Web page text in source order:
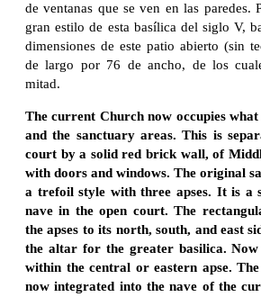
de ventanas que se ven en las paredes.
gran estilo de esta basílica del siglo V,
dimensiones de este patio abierto (sin
de largo por 76 de ancho, de los
mitad.
The current Church now occupies
and the sanctuary areas. This is
court by a solid red brick wall, of
with doors and windows. The original
a trefoil style with three apses. It is a
nave in the open court. The
the apses to its north, south, and east
the altar for the greater basilica.
within the central or eastern apse.
now integrated into the nave of the